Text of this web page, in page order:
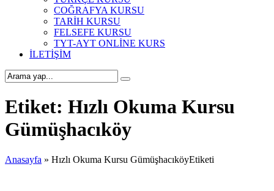
COĞRAFYA KURSU
TARİH KURSU
FELSEFE KURSU
TYT-AYT ONLİNE KURS
İLETİŞİM
Etiket: Hızlı Okuma Kursu
Gümüşhacıköy
Anasayfa » Hızlı Okuma Kursu GümüşhacıköyEtiketi